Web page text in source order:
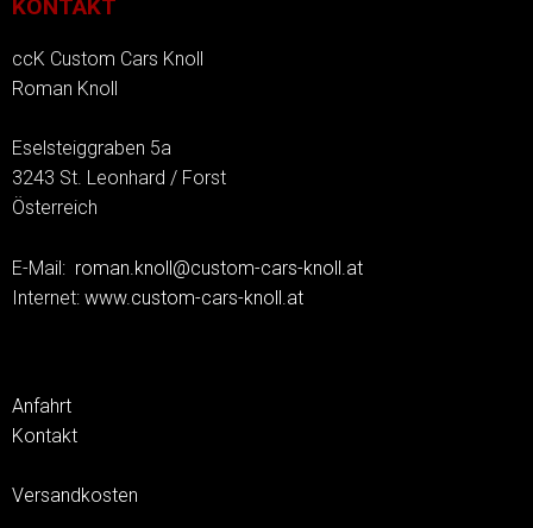
KONTAKT
ccK Custom Cars Knoll
Roman Knoll
Eselsteiggraben 5a
3243 St. Leonhard / Forst
Österreich
E-Mail: roman.knoll@custom-cars-knoll.at
Internet: www.custom-cars-knoll.at
Anfahrt
Kontakt
Versandkosten